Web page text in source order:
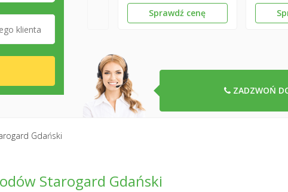
Sprawdź cenę
ZADZWOŃ
Gdański
Starogard Gdański